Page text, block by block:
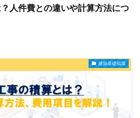
人件費との違いや計算方法につ
建築基礎知識